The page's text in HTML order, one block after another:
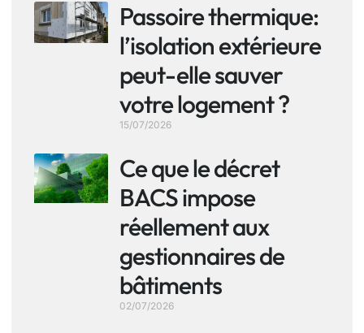
Passoire thermique:
l’isolation extérieure
peut-elle sauver
votre logement ?
15/07/2026
Ce que le décret
BACS impose
réellement aux
gestionnaires de
bâtiments
02/07/2026